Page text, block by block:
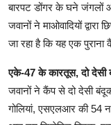
बारपट डोंगर के घने जंगलों
जवानों ने माओवादियों
जा रहा है कि यह एक पुराना
एके-47 के कारतूस, दो देसी
जवानों ने कैंप से दो देसी
गोलियां, एसएलआर की 54